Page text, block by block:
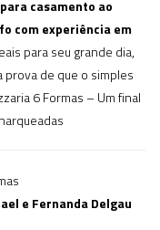
casamento ao
com experiência em
para seu grande dia,
prova de que o simples
6 Formas – Um final
e Fernanda Delgau